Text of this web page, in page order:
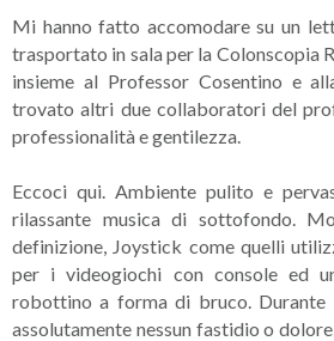
Mi hanno fatto accomodare su un
trasportato in sala per la Colonscopia
insieme al Professor Cosentino e
trovato altri due collaboratori del
professionalità e gentilezza.
Eccoci qui. Ambiente pulito e
rilassante musica di sottofondo.
definizione, Joystick come quelli
per i videogiochi con console ed
robottino a forma di bruco. Durante
assolutamente nessun fastidio o